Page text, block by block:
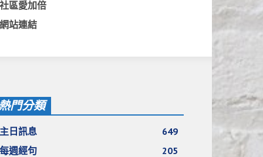
社區愛加倍
網站連結
門分類
主日訊息
649
每週經句
205